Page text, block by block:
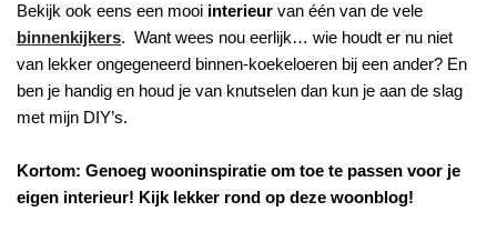
Bekijk ook eens een mooi interieur van één van de vele
binnenkijkers. Want wees nou eerlijk… wie houdt er nu niet
van lekker ongegeneerd binnen-koekeloeren bij een ander? En
ben je handig en houd je van knutselen dan kun je aan de slag
met mijn DIY’s.
Kortom: Genoeg wooninspiratie om toe te passen voor je
eigen interieur! Kijk lekker rond op deze woonblog!